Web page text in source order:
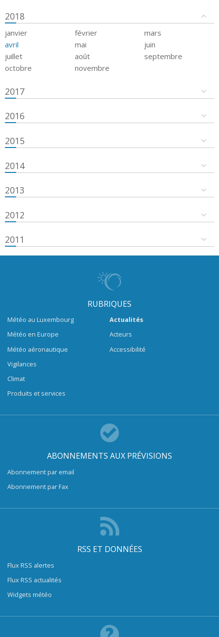
2018
janvier février
mars
avril
mai
juin
juillet
août
septembre
octobre
novembre
2017
2016
2015
2014
2013
2012
2011
RUBRIQUES
Météo au Luxembourg
Météo en Europe
Météo aéronautique
Vigilances
Climat
Produits et services
Actualités
Acteurs
Accessibilité
ABONNEMENTS AUX PRÉVISIONS
Abonnement par email
Abonnement par Fax
RSS ET DONNÉES
Flux RSS alertes
Flux RSS actualités
Widgets météo